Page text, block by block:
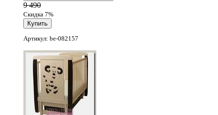
9 490
Скидка 7%
Артикул: be-082157